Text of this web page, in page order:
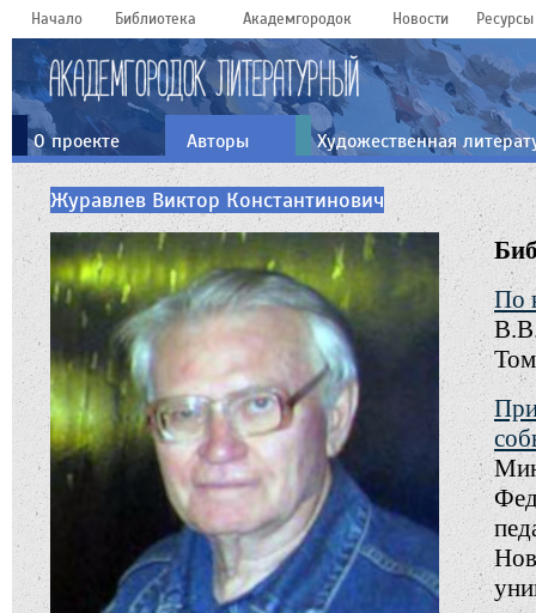
Начало Библиотека Академгородок Новости Ресурсы
О проекте Авторы Художественная
Журавлев Виктор Константинович
По